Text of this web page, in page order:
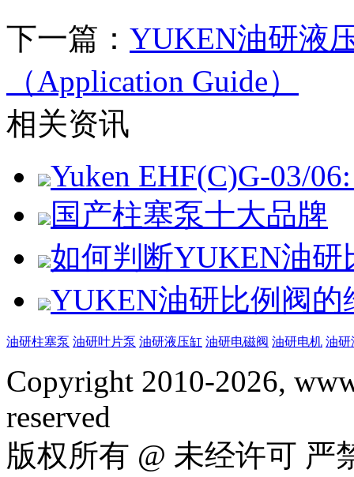
下一篇： YUKEN油研液
（Application Guide）
相关资讯
Yuken EHF(C)G-03/
国产柱塞泵十大品牌
如何判断YUKEN油
YUKEN油研比例阀的
油研柱塞泵 油研叶片泵 油研液压缸 油研电磁阀 油研电机 油研
Copyright 2010-2026,
reserved
版权所有 @ 未经许可 严